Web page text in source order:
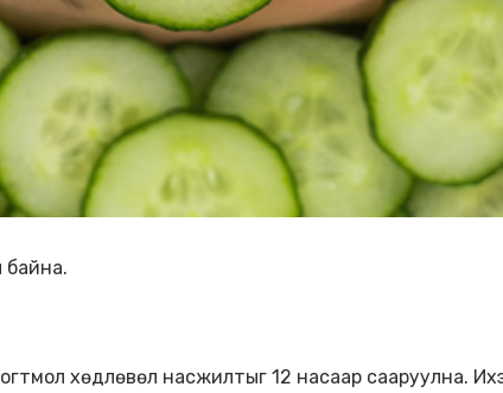
байна.
хөдлөвөл насжилтыг 12 насаар сааруулна.